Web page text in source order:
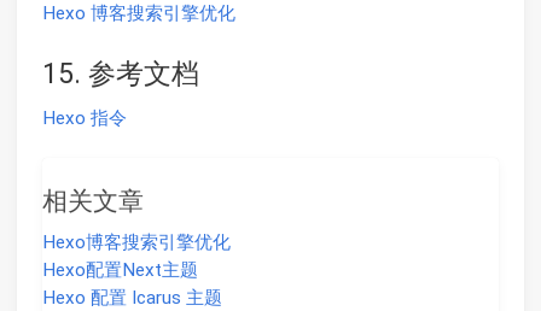
Hexo 博客搜索引擎优化
15. 参考文档
Hexo 指令
相关文章
Hexo博客搜索引擎优化
Hexo配置Next主题
Hexo 配置 Icarus 主题